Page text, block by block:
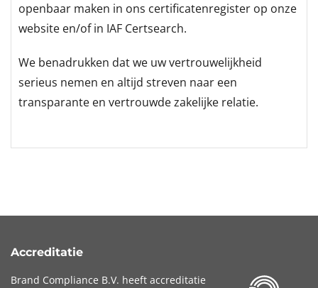
openbaar maken in ons certificatenregister op onze
website en/of in IAF Certsearch.
We benadrukken dat we uw vertrouwelijkheid
serieus nemen en altijd streven naar een
transparante en vertrouwde zakelijke relatie.
Accreditatie
Brand Compliance B.V. heeft accreditatie